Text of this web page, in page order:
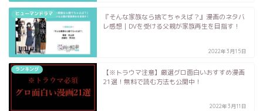
ヒューマンドラマ
『そんな家族なら捨てちゃえば？』漫画のネタバ
レ感想｜DVを受ける父親が家族再生を目指す！
2022年3月15日
ランキング
【※トラウマ注意】厳選グロ面白いおすすめ漫画
21選！無料で読む方法も公開中！
2022年3月11日